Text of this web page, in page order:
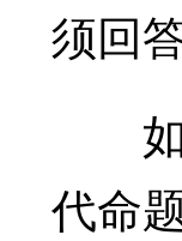
须回
如
代命